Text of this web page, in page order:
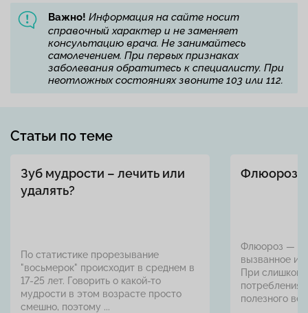
Важно! Информация на сайте носит
справочный характер и не заменяет
консультацию врача. Не занимайтесь
самолечением. При первых признаках
заболевания обратитесь к специалисту. При
неотложных состояниях звоните 103 или 112.
Статьи по теме
Зуб мудрости – лечить или
удалять?
По статистике прорезывание
"восьмерок" происходит в среднем в
17-25 лет. Говорить о какой-то
мудрости в этом возрасте просто
смешно, поэтому ...
Флюороз
Флюороз —
вызванное
При слишком
потребления
полезного